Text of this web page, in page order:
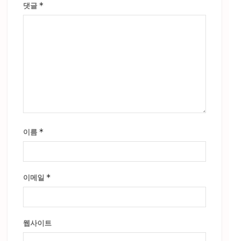
댓글 *
이름 *
이메일 *
웹사이트